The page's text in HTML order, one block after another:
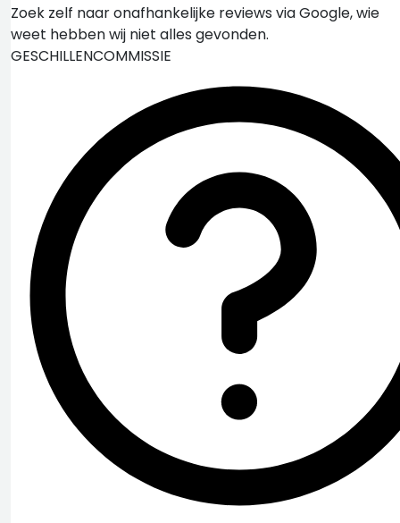
Zoek zelf naar onafhankelijke reviews via Google, wie
weet hebben wij niet alles gevonden.
GESCHILLENCOMMISSIE